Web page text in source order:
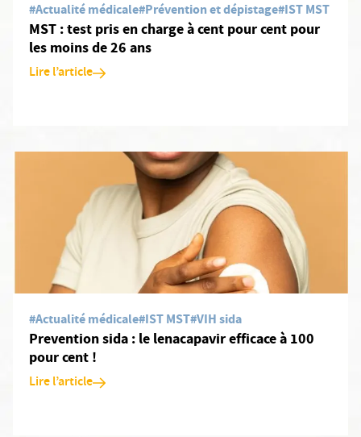
#Actualité médicale#Prévention et dépistage#IST MST
MST : test pris en charge à cent pour cent pour
les moins de 26 ans
Lire l’article
En savoir plus: Prevention sida : le lenacapavir efficace à 100
#Actualité médicale#IST MST#VIH sida
Prevention sida : le lenacapavir efficace à 100
pour cent !
Lire l’article